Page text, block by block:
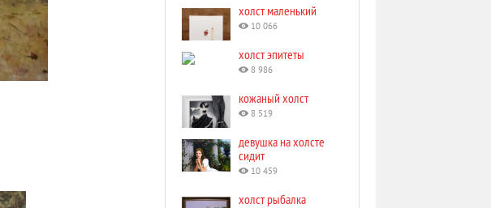
холст маленький
10 066
холст эпитеты
8 986
кожаный холст
8 519
девушка на холсте
сидит
10 459
холст рыбалка